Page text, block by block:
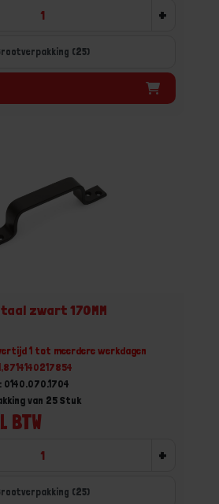
+
(25)
zwart 170MM
1 tot meerdere werkdagen
van 25 Stuk
+
(25)